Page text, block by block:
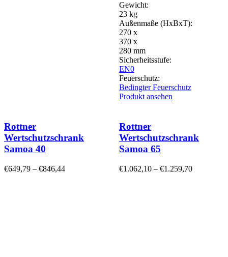
Gewicht:
23 kg
Außenmaße (HxBxT):
270 x
370 x
280 mm
Sicherheitsstufe:
EN0
Feuerschutz:
Bedingter Feuerschutz
Produkt ansehen
Rottner
Wertschutzschrank
Samoa 40
€649,79 – €846,44
Rottner
Wertschutzschrank
Samoa 65
€1.062,10 – €1.259,70